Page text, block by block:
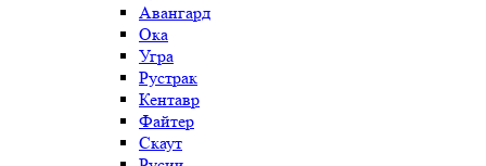
Авангард
Ока
Угра
Рустрак
Кентавр
Файтер
Скаут